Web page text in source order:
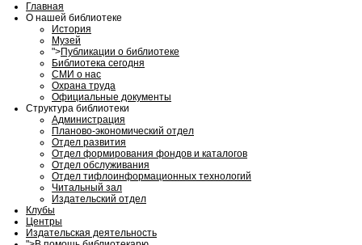
Главная
О нашей библиотеке
История
Музей
">Публикации о библиотеке
Библиотека сегодня
СМИ о нас
Охрана труда
Официальные документы
Структура библиотеки
Администрация
Планово-экономический отдел
Отдел развития
Отдел формирования фондов и каталогов
Отдел обслуживания
Отдел тифлоинформационных технологий
Читальный зал
Издательский отдел
Клубы
Центры
Издательская деятельность